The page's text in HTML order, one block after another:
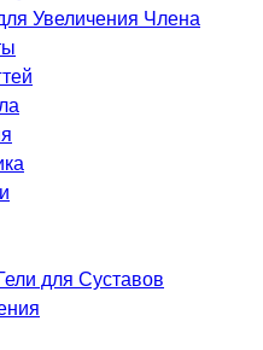
Увеличения Члена
для Суставов